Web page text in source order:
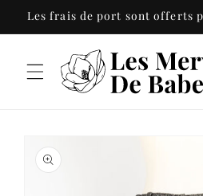
passer
au
Les frais de port sont offerts
informations
produits